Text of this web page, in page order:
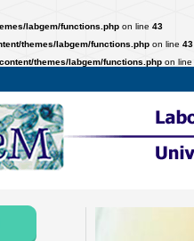
labgem/functions.php on line 43
themes/labgem/functions.php on line 43
themes/labgem/functions.php on line